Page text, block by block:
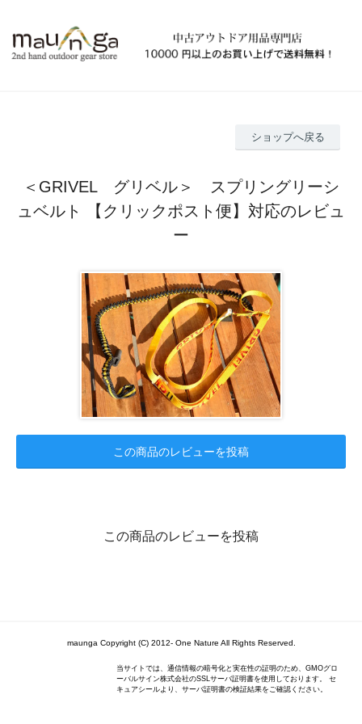
ショップへ戻る
＜GRIVEL グリベル＞ スプリングリーシ
ュベルト 【クリックポスト便】対応のレビュ
ー
この商品のレビューを投稿
この商品のレビューを投稿
maunga Copyright (C) 2012- One Nature All Rights Reserved.
当サイトでは、通信情報の暗号化と実在性の証明のため、GMOグロ
ーバルサイン株式会社のSSLサーバ証明書を使用しております。 セ
キュアシールより、サーバ証明書の検証結果をご確認ください。